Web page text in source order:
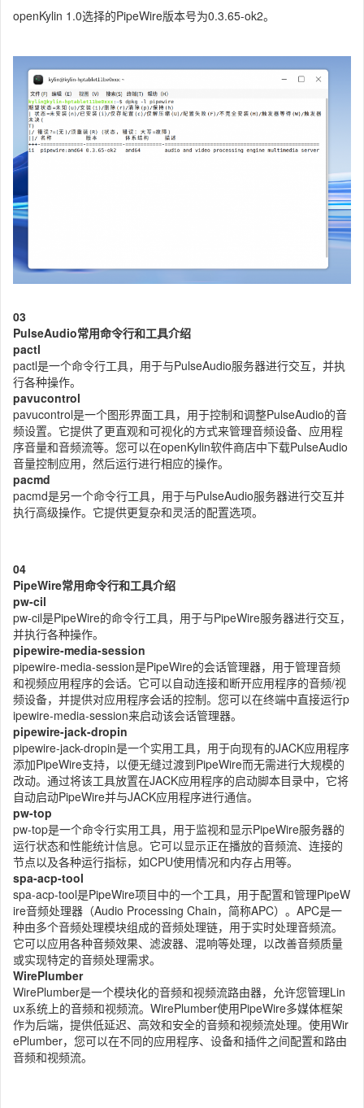
openKylin 1.0选择的PipeWire版本号为0.3.65-ok2。
03
PulseAudio常用命令行和工具介绍
pactl
pactl是一个命令行工具，用于与PulseAudio服务器进行交互，并执
行各种操作。
pavucontrol
pavucontrol是一个图形界面工具，用于控制和调整PulseAudio的音
频设置。它提供了更直观和可视化的方式来管理音频设备、应用程
序音量和音频流等。您可以在openKylin软件商店中下载PulseAudio
音量控制应用，然后运行进行相应的操作。
pacmd
pacmd是另一个命令行工具，用于与PulseAudio服务器进行交互并
执行高级操作。它提供更复杂和灵活的配置选项。
04
PipeWire常用命令行和工具介绍
pw-cil
pw-cil是PipeWire的命令行工具，用于与PipeWire服务器进行交互，
并执行各种操作。
pipewire-media-session
pipewire-media-session是PipeWire的会话管理器，用于管理音频
和视频应用程序的会话。它可以自动连接和断开应用程序的音频/视
频设备，并提供对应用程序会话的控制。您可以在终端中直接运行p
ipewire-media-session来启动该会话管理器。
pipewire-jack-dropin
pipewire-jack-dropin是一个实用工具，用于向现有的JACK应用程序
添加PipeWire支持，以便无缝过渡到PipeWire而无需进行大规模的
改动。通过将该工具放置在JACK应用程序的启动脚本目录中，它将
自动启动PipeWire并与JACK应用程序进行通信。
pw-top
pw-top是一个命令行实用工具，用于监视和显示PipeWire服务器的
运行状态和性能统计信息。它可以显示正在播放的音频流、连接的
节点以及各种运行指标，如CPU使用情况和内存占用等。
spa-acp-tool
spa-acp-tool是PipeWire项目中的一个工具，用于配置和管理PipeW
ire音频处理器（Audio Processing Chain，简称APC）。APC是一
种由多个音频处理模块组成的音频处理链，用于实时处理音频流。
它可以应用各种音频效果、滤波器、混响等处理，以改善音频质量
或实现特定的音频处理需求。
WirePlumber
WirePlumber是一个模块化的音频和视频流路由器，允许您管理Lin
ux系统上的音频和视频流。WirePlumber使用PipeWire多媒体框架
作为后端，提供低延迟、高效和安全的音频和视频流处理。使用Wir
ePlumber，您可以在不同的应用程序、设备和插件之间配置和路由
音频和视频流。